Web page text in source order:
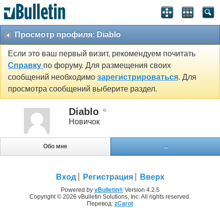
Просмотр профиля: Diablo
Если это ваш первый визит, рекомендуем почитать
Справку по форуму. Для размещения своих
сообщений необходимо зарегистрироваться. Для
просмотра сообщений выберите раздел.
Diablo
Новичок
Обо мне ...
Вход Регистрация Вверх
Powered by vBulletin®Version 4.2.5
Copyright © 2026 vBulletin Solutions, Inc. All rights reserved.
Перевод: zCarot